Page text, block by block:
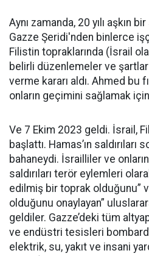
Aynı zamanda, 20 yılı aşkın
Gazze Şeridi'nden binlerce
Filistin topraklarında (İsrail
belirli düzenlemeler ve şartlar
verme kararı aldı. Ahmed bu
onların geçimini sağlamak
Ve 7 Ekim 2023 geldi. İsrail,
başlattı. Hamas’ın saldırıları
bahaneydi. İsrailliler ve
saldırıları terör eylemleri
edilmiş bir toprak olduğunu”
olduğunu onaylayan”
geldiler. Gazze’deki tüm
ve endüstri tesisleri
elektrik, su, yakıt ve insani